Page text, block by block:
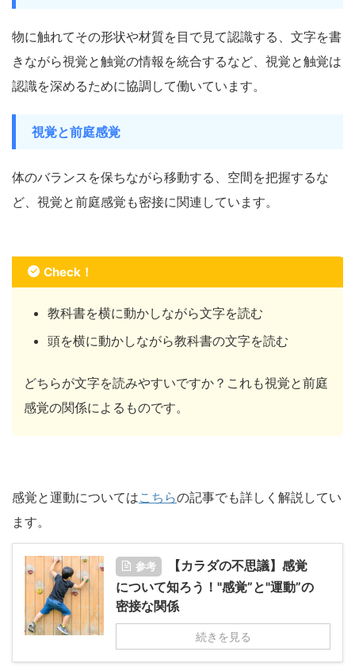
物に触れてその形状や材質を目で見て認識する、文字を書
きながら視覚と触覚の情報を統合するなど、視覚と触覚は
認識を深めるために協調して働いています。
視覚と前庭感覚
体のバランスを保ちながら移動する、空間を把握するな
ど、視覚と前庭感覚も密接に関連しています。
Check！
教科書を横に動かしながら文字を読む
頭を横に動かしながら教科書の文字を読む
どちらが文字を読みやすいですか？これも視覚と前庭
感覚の関係によるものです。
感覚と運動についてはこちらの記事でも詳しく解説してい
ます。
参考
【カラダの不思議】感覚
について知ろう！"感覚”と"運動”の
密接な関係
続きを見る